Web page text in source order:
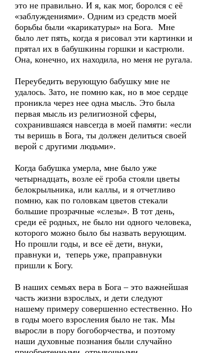
это не правильно. И я, как мог, боролся с её
«заблуждениями». Одним из средств моей
борьбы были «карикатуры» на Бога. Мне
было лет пять, когда я рисовал эти картинки и
прятал их в бабушкины горшки и кастрюли.
Она, конечно, их находила, но меня не ругала.
Переубедить верующую бабушку мне не
удалось. Зато, не помню как, но в мое сердце
проникла через нее одна мысль. Это была
первая мысль из религиозной сферы,
сохранившаяся навсегда в моей памяти: «если
ты веришь в Бога, ты должен делиться своей
верой с другими людьми».
Когда бабушка умерла, мне было уже
четырнадцать, возле её гроба стояли цветы
белокрыльника, или каллы, и я отчетливо
помню, как по головкам цветов стекали
большие прозрачные «слезы». В тот день,
среди её родных, не было ни одного человека,
которого можно было бы назвать верующим.
Но прошли годы, и все её дети, внуки,
правнуки и, теперь уже, праправнуки
пришли к Богу.
В наших семьях вера в Бога – это важнейшая
часть жизни взрослых, и дети следуют
нашему примеру совершенно естественно. Но
в годы моего взросления было не так. Мы
выросли в пору богоборчества, и поэтому
наши духовные познания были случайно